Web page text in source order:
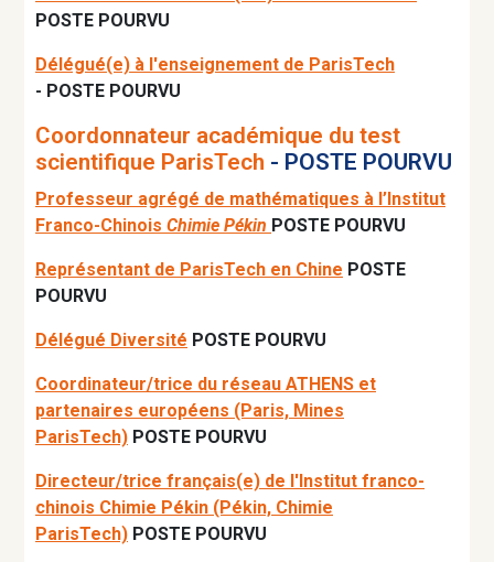
POSTE POURVU
Délégué(e) à l'enseignement de ParisTech
- POSTE POURVU
Coordonnateur académique du test
scientifique ParisTech - POSTE POURVU
Professeur agrégé de mathématiques à l’Institut
Franco-Chinois Chimie Pékin POSTE POURVU
Représentant de ParisTech en Chine POSTE
POURVU
Délégué Diversité POSTE POURVU
Coordinateur/trice du réseau ATHENS et
partenaires européens (Paris, Mines
ParisTech) POSTE POURVU
Directeur/trice français(e) de l'Institut franco-
chinois Chimie Pékin (Pékin, Chimie
ParisTech) POSTE POURVU